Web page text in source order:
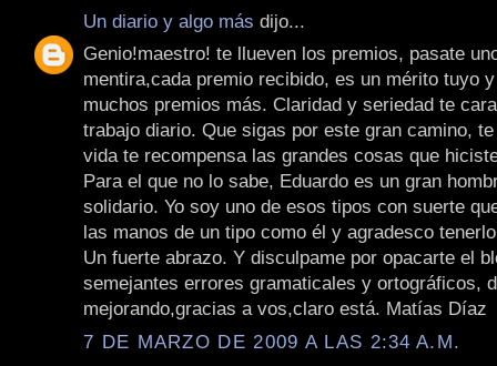
Un diario y algo más dijo...
Genio!maestro! te llueven los premios, pasate
mentira,cada premio recibido, es un mérito tuyo
muchos premios más. Claridad y seriedad te
trabajo diario. Que sigas por este gran camino,
vida te recompensa las grandes cosas que
Para el que no lo sabe, Eduardo es un gran
solidario. Yo soy uno de esos tipos con suerte
las manos de un tipo como él y agradesco
Un fuerte abrazo. Y disculpame por opacarte el
semejantes errores gramaticales y ortográficos,
mejorando,gracias a vos,claro está. Matías Díaz
7 DE MARZO DE 2009 A LAS 2:34 A.M.